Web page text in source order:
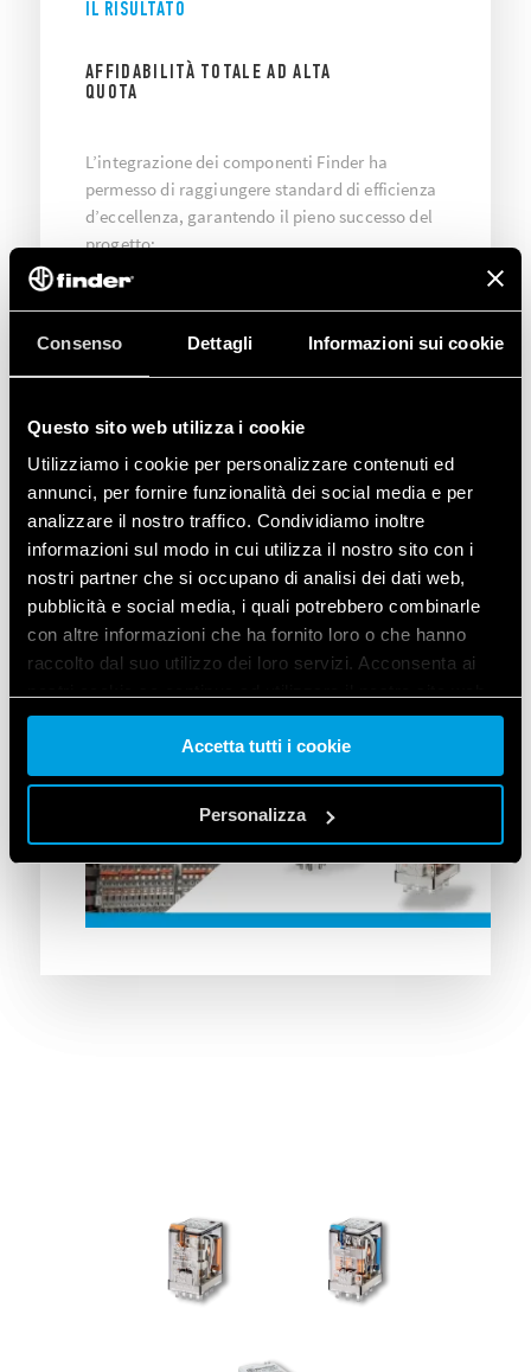
Consenso Dettagli Informazioni sui cookie
Questo sito web utilizza i cookie
Utilizziamo i cookie per personalizzare contenuti ed
annunci, per fornire funzionalità dei social media e per
analizzare il nostro traffico. Condividiamo inoltre
informazioni sul modo in cui utilizza il nostro sito con i
nostri partner che si occupano di analisi dei dati web,
pubblicità e social media, i quali potrebbero combinarle
con altre informazioni che ha fornito loro o che hanno
raccolto dal suo utilizzo dei loro servizi. Acconsenta ai
Vai alla Cookie Policy complet a
Accetta tutti i cookie
Personalizza
IL RISULTATO
AFFIDABILITÀ TOTALE AD ALTA
QUOTA
L’integrazione dei componenti Finder ha
permesso di raggiungere standard di efficienza
d’eccellenza, garantendo il pieno successo del
progetto:
Stabilità operativa:
degli apparati critici e riduzione dei tempi di
fermo macchina.
in presenza di escursioni termiche e condizioni
climatiche severe.
Supporto specializzato:un progetto
realizzato grazie alla sinergia tra l’assistenza
tecnica locale e l’elevata qualità tecnologica
dei prodotti Finder.